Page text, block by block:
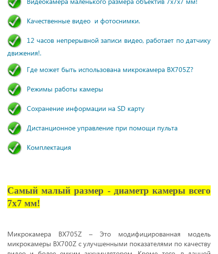
Качественные видео и фотоснимки.
12 часов непрерывной записи видео, работает по датчику
движения!.
Где может быть использована микрокамера BX705Z?
Режимы работы камеры
Сохранение информации на SD карту
Дистанционное управление при помощи пульта
Комплектация
Самый малый размер - диаметр камеры всего
7х7 мм!
Микрокамера BX705Z – Это модифицированная модель
микрокамеры BX700Z с улучшенными показателями по качеству